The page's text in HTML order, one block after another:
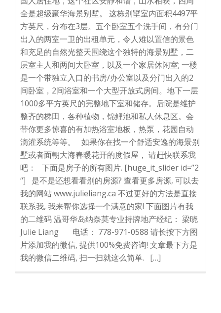
全是超级豪华海景别墅。 这栋别墅室内面积4497平
方英尺，分布在3层。五个卧室五个洗手间，有分门
出入的两室一卫的出租单元，令人难以置信的景色
和充足的自然光整天围绕这个独特的海景别墅，二
层室主人和两间大卧室，以及一个家居休闲室; 一楼
是一个带独立入口的书房/办公室以及分门出入的2
间卧室，2间浴室和一个大型开放式房间。地下一层
1000多平方英尺的完整地下室和储存。后院是维护
整齐的梯田，各种植物，锦鲤池和私人休息区。会
带你更多惊喜的有加热浴室地板，热泵，花园自动
滴灌系统等等。 如果你在找一个舒适安逸的海景别
墅或者面朝大海春暖花开的度假屋， 请赶快联系我
吧： 下面是房子的所有图片. [huge_it_slider id=”2
“] 是不是还想看看别的房源? 查看更多房源, 可以去
我的网站 www.julieliang.ca 不过更好的方法是直接
联系我, 我来帮你选择一个满意的家! 下面图片有我
的二维码 温哥华岛纳奈莫专业持牌地产经纪： 梁晓
Julie Liang 电话： 778-971-0588 请长按下方图
片添加我的微信, 提供100%免费咨询! 文章最下方是
我的微信二维码, 扫一扫就这么简单. […]